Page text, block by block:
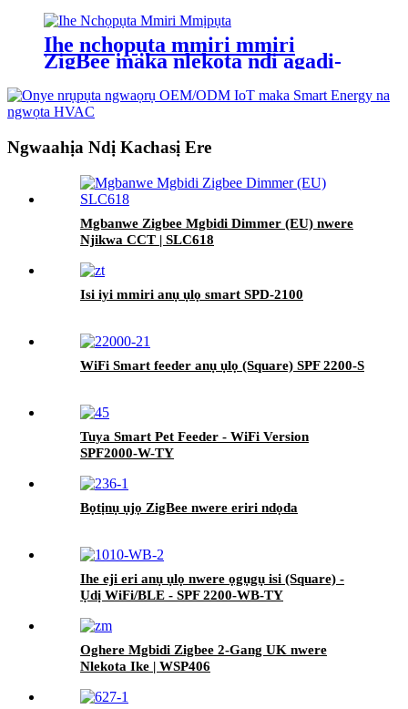
Ihe nchọpụta mmiri mmiri
ZigBee maka nlekọta ndị agadi-
Ngwaahịa Ndị Kachasị Ere
Mgbanwe Zigbee Mgbidi Dimmer (EU) nwere
Njikwa CCT | SLC618
Isi iyi mmiri anụ ụlọ smart SPD-2100
WiFi Smart feeder anụ ụlọ (Square) SPF 2200-S
Tuya Smart Pet Feeder - WiFi Version
SPF2000-W-TY
Bọtịnụ ụjọ ZigBee nwere eriri ndọda
Ihe eji eri anụ ụlọ nwere ọgụgụ isi (Square) -
Ụdị WiFi/BLE - SPF 2200-WB-TY
Oghere Mgbidi Zigbee 2-Gang UK nwere
Nlekota Ike | WSP406